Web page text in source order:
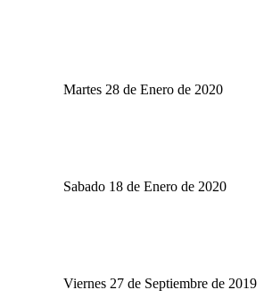
Martes 28 de Enero de 2020
Sabado 18 de Enero de 2020
Viernes 27 de Septiembre de 2019